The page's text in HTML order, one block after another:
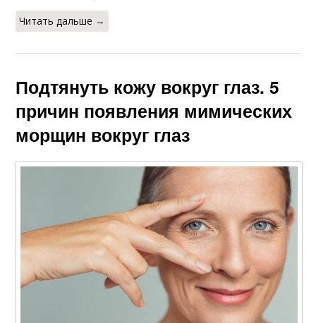
Читать дальше →
Подтянуть кожу вокруг глаз. 5
причин появления мимических
морщин вокруг глаз